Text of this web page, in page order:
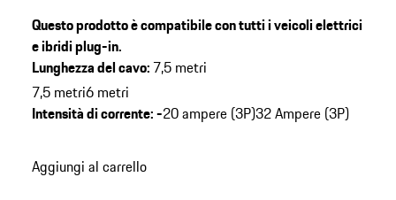
(trifase), potenza fino a 11 kW
Inclusa borsa per il
trasporto con sistema di fissaggio per il bagagliaio e
guantiCompatibile con Cayenne E2, Cayenne E3,
Panamera G1 II, Panamera G2 e Taycan
Questo prodotto è compatibile con tutti i veicoli elettrici
e ibridi plug-in.
Lunghezza del cavo: 7,5 metri
7,5 metri6 metri
Intensità di corrente:-20 ampere (3P)32 Ampere (3P)
Aggiungi al carrello